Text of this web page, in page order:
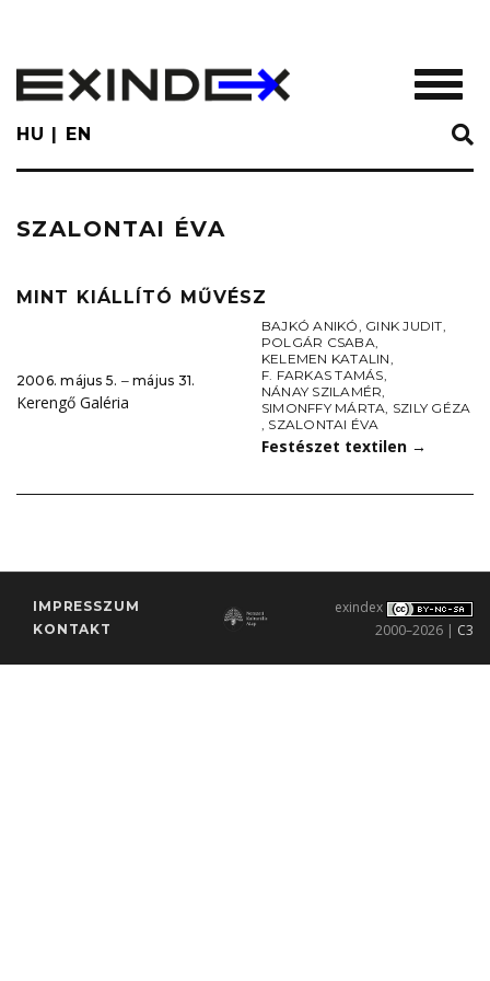
main
content
HU EN
SZALONTAI ÉVA
MINT KIÁLLÍTÓ MŰVÉSZ
2006. május 5. ‒ május 31.
Kerengő Galéria
BAJKÓ ANIKÓ, GINK JUDIT,
POLGÁR CSABA,
KELEMEN KATALIN,
F. FARKAS TAMÁS,
NÁNAY SZILAMÉR,
SIMONFFY MÁRTA, SZILY GÉZA
, SZALONTAI ÉVA
Festészet textilen →
IMPRESSZUM
KONTAKT
exindex
2000–2026 | C3